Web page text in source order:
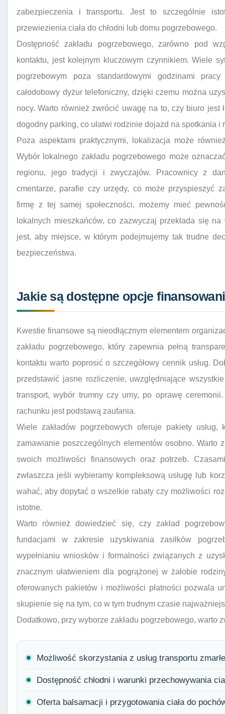
zabezpieczenia i transportu. Jest to szczególnie
przewiezienia ciała do chłodni lub domu pogrzebowego.
Dostępność zakładu pogrzebowego, zarówno pod
kontaktu, jest kolejnym kluczowym czynnikiem. Wiele
pogrzebowym poza standardowymi godzinami
całodobowy dyżur telefoniczny, dzięki czemu można
nocy. Warto również zwrócić uwagę na to, czy biuro jest
dogodny parking, co ułatwi rodzinie dojazd na spotkania i
Poza aspektami praktycznymi, lokalizacja może
Wybór lokalnego zakładu pogrzebowego może
regionu, jego tradycji i zwyczajów. Pracownicy z
cmentarze, parafie czy urzędy, co może przyspieszyć
firmę z tej samej społeczności, możemy mieć
lokalnych mieszkańców, co zazwyczaj przekłada się
jest, aby miejsce, w którym podejmujemy tak trudne
bezpieczeństwa.
Jakie są dostępne opcje
Kwestie finansowe są nieodłącznym elementem
zakładu pogrzebowego, który zapewnia pełną
kontaktu warto poprosić o szczegółowy cennik usług.
przedstawić jasne rozliczenie, uwzględniające
transport, wybór trumny czy urny, po oprawę
rachunku jest podstawą zaufania.
Wiele zakładów pogrzebowych oferuje pakiety
zamawianie poszczególnych elementów osobno. Warto
swoich możliwości finansowych oraz potrzeb.
zwłaszcza jeśli wybieramy kompleksową usługę lub
wahać, aby dopytać o wszelkie rabaty czy możliwości
istotne.
Warto również dowiedzieć się, czy zakład
fundacjami w zakresie uzyskiwania zasiłków
wypełnianiu wniosków i formalności związanych z
znacznym ułatwieniem dla pogrążonej w żałobie
oferowanych pakietów i możliwości płatności pozwala
skupienie się na tym, co w tym trudnym czasie
Dodatkowo, przy wyborze zakładu pogrzebowego, warto
Możliwość skorzystania z usług transportu
Dostępność chłodni i warunki przechowywania
Oferta balsamacji i przygotowania ciała do